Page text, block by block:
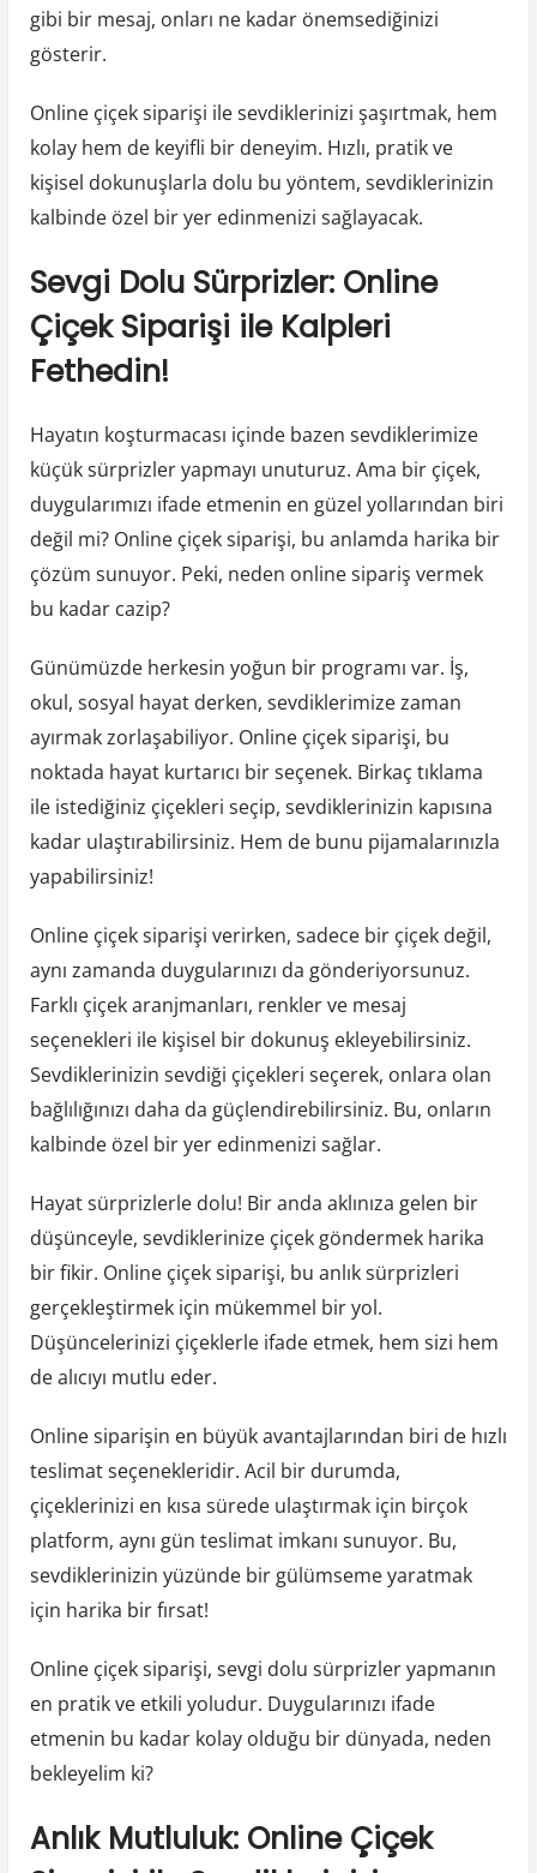
gibi bir mesaj, onları ne kadar önemsediğinizi
gösterir.
Online çiçek siparişi ile sevdiklerinizi şaşırtmak, hem
kolay hem de keyifli bir deneyim. Hızlı, pratik ve
kişisel dokunuşlarla dolu bu yöntem, sevdiklerinizin
kalbinde özel bir yer edinmenizi sağlayacak.
Sevgi Dolu Sürprizler: Online
Çiçek Siparişi ile Kalpleri
Fethedin!
Hayatın koşturmacası içinde bazen sevdiklerimize
küçük sürprizler yapmayı unuturuz. Ama bir çiçek,
duygularımızı ifade etmenin en güzel yollarından biri
değil mi? Online çiçek siparişi, bu anlamda harika bir
çözüm sunuyor. Peki, neden online sipariş vermek
bu kadar cazip?
Günümüzde herkesin yoğun bir programı var. İş,
okul, sosyal hayat derken, sevdiklerimize zaman
ayırmak zorlaşabiliyor. Online çiçek siparişi, bu
noktada hayat kurtarıcı bir seçenek. Birkaç tıklama
ile istediğiniz çiçekleri seçip, sevdiklerinizin kapısına
kadar ulaştırabilirsiniz. Hem de bunu pijamalarınızla
yapabilirsiniz!
Online çiçek siparişi verirken, sadece bir çiçek değil,
aynı zamanda duygularınızı da gönderiyorsunuz.
Farklı çiçek aranjmanları, renkler ve mesaj
seçenekleri ile kişisel bir dokunuş ekleyebilirsiniz.
Sevdiklerinizin sevdiği çiçekleri seçerek, onlara olan
bağlılığınızı daha da güçlendirebilirsiniz. Bu, onların
kalbinde özel bir yer edinmenizi sağlar.
Hayat sürprizlerle dolu! Bir anda aklınıza gelen bir
düşünceyle, sevdiklerinize çiçek göndermek harika
bir fikir. Online çiçek siparişi, bu anlık sürprizleri
gerçekleştirmek için mükemmel bir yol.
Düşüncelerinizi çiçeklerle ifade etmek, hem sizi hem
de alıcıyı mutlu eder.
Online siparişin en büyük avantajlarından biri de hızlı
teslimat seçenekleridir. Acil bir durumda,
çiçeklerinizi en kısa sürede ulaştırmak için birçok
platform, aynı gün teslimat imkanı sunuyor. Bu,
sevdiklerinizin yüzünde bir gülümseme yaratmak
için harika bir fırsat!
Online çiçek siparişi, sevgi dolu sürprizler yapmanın
en pratik ve etkili yoludur. Duygularınızı ifade
etmenin bu kadar kolay olduğu bir dünyada, neden
bekleyelim ki?
Anlık Mutluluk: Online Çiçek